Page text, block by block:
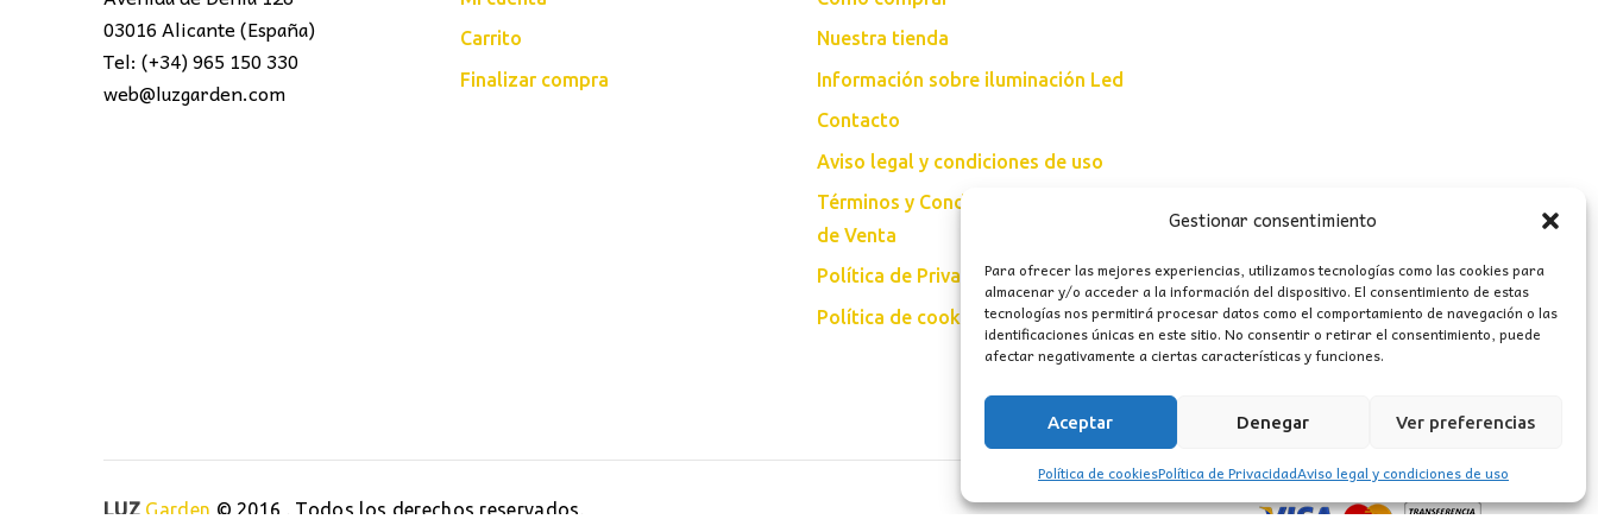
Gestionar consentimiento
Para ofrecer las mejores experiencias, utilizamos tecnologías como las cookies para
almacenar y/o acceder a la información del dispositivo. El consentimiento de estas
tecnologías nos permitirá procesar datos como el comportamiento de navegación o las
identificaciones únicas en este sitio. No consentir o retirar el consentimiento, puede
afectar negativamente a ciertas características y funciones.
Aceptar Denegar Ver preferencias
Política de cookiesPolítica de PrivacidadAviso legal y condiciones de uso
03016 Alicante (España)
Tel: (+34) 965 150 330
web@luzgarden.com
Carrito
Finalizar compra
Nuestra tienda
Información sobre iluminación Led
Contacto
Aviso legal y condiciones de uso
Términos y Condiciones Generales
de Venta
Política de Privacidad
Política de cookies (UE)
LUZGarden © 2016 . Todos los derechos reservados.